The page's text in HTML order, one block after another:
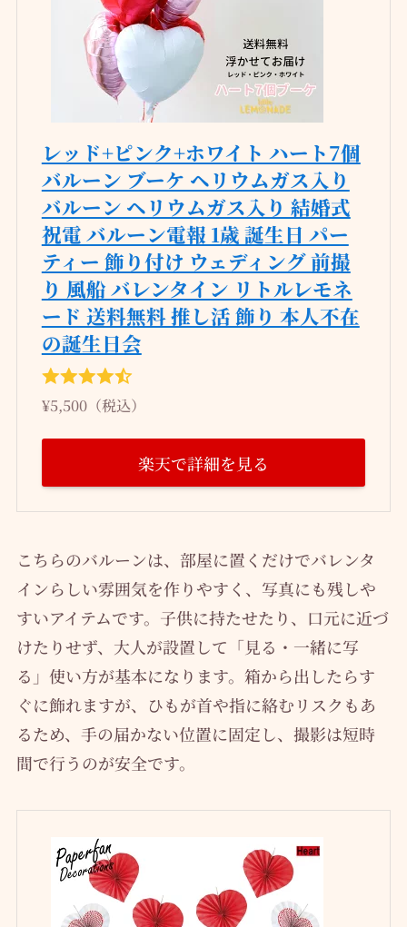
レッド+ピンク+ホワイト ハート7個
バルーン ブーケ ヘリウムガス入り
バルーン ヘリウムガス入り 結婚式
祝電 バルーン電報 1歳 誕生日 パー
ティー 飾り付け ウェディング 前撮
り 風船 バレンタイン リトルレモネ
ード 送料無料 推し活 飾り 本人不在
の誕生日会
¥5,500（税込）
楽天で詳細を見る
こちらのバルーンは、部屋に置くだけでバレンタ
インらしい雰囲気を作りやすく、写真にも残しや
すいアイテムです。子供に持たせたり、口元に近づ
けたりせず、大人が設置して「見る・一緒に写
る」使い方が基本になります。箱から出したらす
ぐに飾れますが、ひもが首や指に絡むリスクもあ
るため、手の届かない位置に固定し、撮影は短時
間で行うのが安全です。